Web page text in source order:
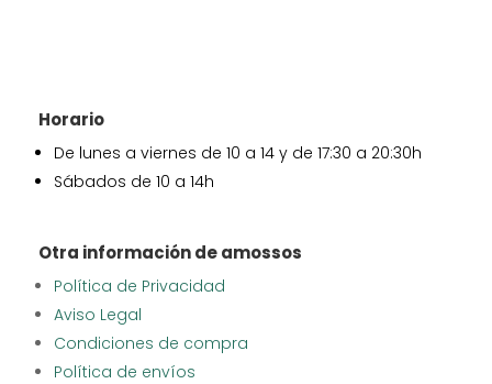
Horario
De lunes a viernes de 10 a 14 y de 17:30 a 20:30h
Sábados de 10 a 14h
Otra información de amossos
Política de Privacidad
Aviso Legal
Condiciones de compra
Política de envíos